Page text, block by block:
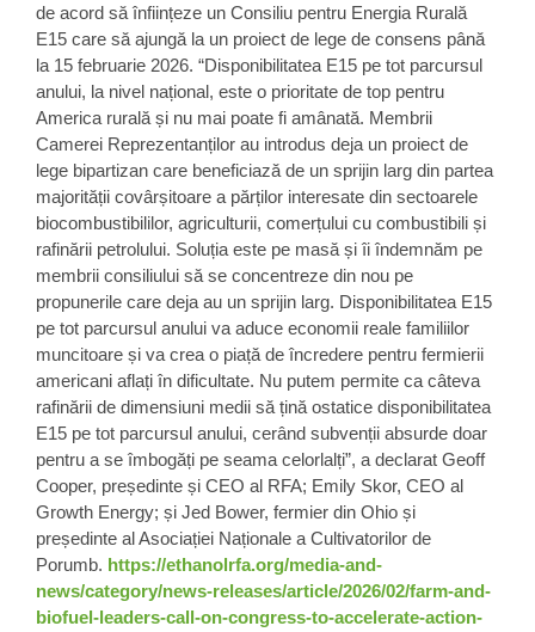
de acord să înființeze un Consiliu pentru Energia Rurală
E15 care să ajungă la un proiect de lege de consens până
la 15 februarie 2026. “Disponibilitatea E15 pe tot parcursul
anului, la nivel național, este o prioritate de top pentru
America rurală și nu mai poate fi amânată. Membrii
Camerei Reprezentanților au introdus deja un proiect de
lege bipartizan care beneficiază de un sprijin larg din partea
majorității covârșitoare a părților interesate din sectoarele
biocombustibililor, agriculturii, comerțului cu combustibili și
rafinării petrolului. Soluția este pe masă și îi îndemnăm pe
membrii consiliului să se concentreze din nou pe
propunerile care deja au un sprijin larg. Disponibilitatea E15
pe tot parcursul anului va aduce economii reale familiilor
muncitoare și va crea o piață de încredere pentru fermierii
americani aflați în dificultate. Nu putem permite ca câteva
rafinării de dimensiuni medii să țină ostatice disponibilitatea
E15 pe tot parcursul anului, cerând subvenții absurde doar
pentru a se îmbogăți pe seama celorlalți”, a declarat Geoff
Cooper, președinte și CEO al RFA; Emily Skor, CEO al
Growth Energy; și Jed Bower, fermier din Ohio și
președinte al Asociației Naționale a Cultivatorilor de
Porumb. https://ethanolrfa.org/media-and-
news/category/news-releases/article/2026/02/farm-and-
biofuel-leaders-call-on-congress-to-accelerate-action-